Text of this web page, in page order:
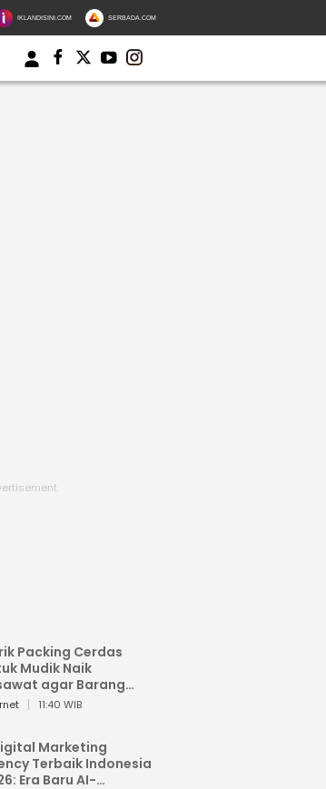
IKLANDISINI.COM SERBADA.COM
Packing Cerdas
Mudik Naik
agar Barang
Over Bagasi
11:40 WIB
Marketing
Terbaik Indonesia
Era Baru AI-